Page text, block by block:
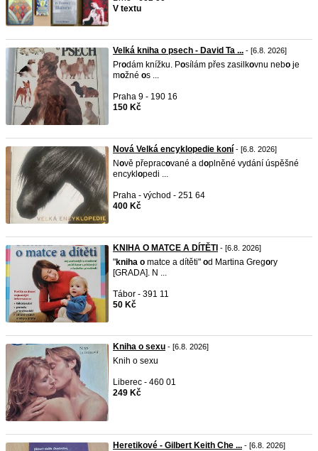
V textu
Velká kniha o psech - David Ta ... - [6.8. 2026]
Prodám knížku. Posílám přes zasilkovnu nebo je
možné os ...
Praha 9 - 190 16
150 Kč
Nová Velká encyklopedie koní - [6.8. 2026]
Nově přepracované a doplněné vydání úspěšné
encykl opedi ...
Praha - východ - 251 64
400 Kč
KNIHA O MATCE A DÍTĚTI - [6.8. 2026]
"kniha o matce a dítěti" od Martina Gregory
[GRADA]. N ...
Tábor - 391 11
50 Kč
Kniha o sexu - [6.8. 2026]
Knih o sexu
Liberec - 460 01
249 Kč
Heretikové - Gilbert Keith Che ... - [6.8. 2026]